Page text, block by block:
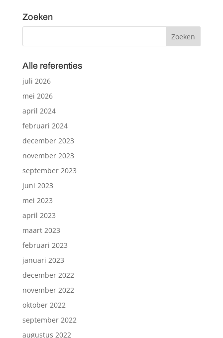
Zoeken
Alle referenties
juli 2026
mei 2026
april 2024
februari 2024
december 2023
november 2023
september 2023
juni 2023
mei 2023
april 2023
maart 2023
februari 2023
januari 2023
december 2022
november 2022
oktober 2022
september 2022
augustus 2022